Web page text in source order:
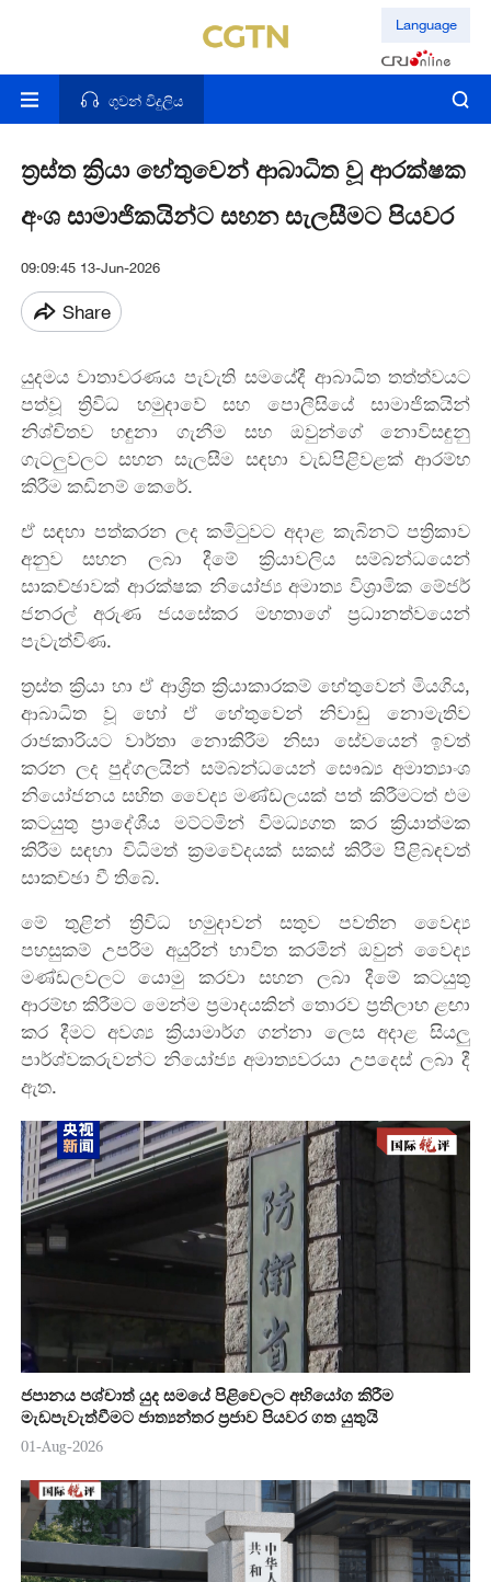
Language
ගුවන් විදුලිය
ත්‍රස්ත ක්‍රියා හේතුවෙන් ආබාධිත වූ ආරක්ෂක
අංශ සාමාජිකයින්ට සහන සැලසීමට පියවර
09:09:45 13-Jun-2026
Share
යුදමය වාතාවරණය පැවැති සමයේදී ආබාධිත තත්ත්වයට
පත්වූ ත්‍රිවිධ හමුදාවේ සහ පොලීසියේ සාමාජිකයින්
නිශ්චිතව හඳුනා ගැනීම සහ ඔවුන්ගේ නොවිසඳුනු
ගැටලුවලට සහන සැලසීම සඳහා වැඩපිළිවළක් ආරම්භ
කිරීම කඩිනම් කෙරේ.
ඒ සඳහා පත්කරන ලද කමිටුවට අදාළ කැබිනට් පත්‍රිකාව
අනුව සහන ලබා දීමේ ක්‍රියාවලිය සම්බන්ධයෙන්
සාකච්ඡාවක් ආරක්ෂක නියෝජ්‍ය අමාත්‍ය විශ්‍රාමික මේජර්
ජනරල් අරුණ ජයසේකර මහතාගේ ප්‍රධානත්වයෙන්
පැවැත්විණ.
ත්‍රස්ත ක්‍රියා හා ඒ ආශ්‍රිත ක්‍රියාකාරකම් හේතුවෙන් මියගිය,
ආබාධිත වූ හෝ ඒ හේතුවෙන් නිවාඩු නොමැතිව
රාජකාරියට වාර්තා නොකිරීම නිසා සේවයෙන් ඉවත්
කරන ලද පුද්ගලයින් සම්බන්ධයෙන් සෞඛ්‍ය අමාත්‍යාංශ
නියෝජනය සහිත වෛද්‍ය මණ්ඩලයක් පත් කිරීමටත් එම
කටයුතු ප්‍රාදේශීය මට්ටමින් විමධ්‍යගත කර ක්‍රියාත්මක
කිරීම සඳහා විධිමත් ක්‍රමවේදයක් සකස් කිරීම පිළිබඳවත්
සාකච්ඡා වී තිබේ.
මේ තුළින් ත්‍රිවිධ හමුදාවන් සතුව පවතින වෛද්‍ය
පහසුකම් උපරිම අයුරින් භාවිත කරමින් ඔවුන් වෛද්‍ය
මණ්ඩලවලට යොමු කරවා සහන ලබා දීමේ කටයුතු
ආරම්භ කිරීමට මෙන්ම ප්‍රමාදයකින් තොරව ප්‍රතිලාභ ළඟා
කර දීමට අවශ්‍ය ක්‍රියාමාර්ග ගන්නා ලෙස අදාළ සියලු
පාර්ශ්වකරුවන්ට නියෝජ්‍ය අමාත්‍යවරයා උපදෙස් ලබා දී
ඇත.
ජපානය පශ්චාත් යුද සමයේ පිළිවෙලට අභියෝග කිරීම
මැඩපැවැත්වීමට ජාත්‍යන්තර ප්‍රජාව පියවර ගත යුතුයි
01-Aug-2026